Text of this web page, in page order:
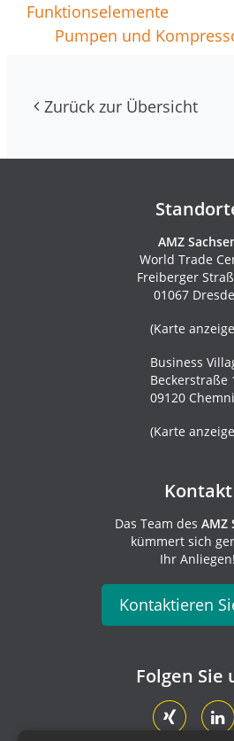
Funktionselemente
Pumpen und
Zurück zur Übersicht
AMZ
World Trade
Freiberger
01067
(Karte
Business
Beckerstraße
09120
(Karte
Kontakt
Das Team des AMZ
kümmert sich
Ihr Anliegen!
Kontaktieren
Folgen Sie